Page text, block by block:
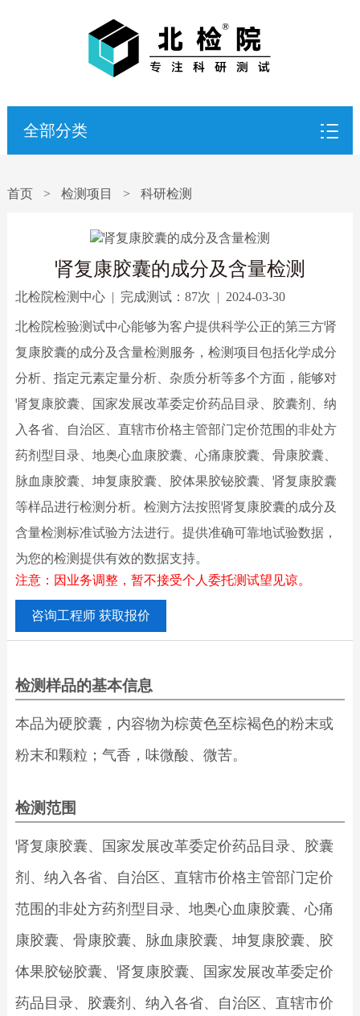
全部分类
首页 > 检测项目 > 科研检测
肾复康胶囊的成分及含量检测
北检院检测中心| 完成测试： 87次 | 2024-03-30
北检院检验测试中心能够为客户提供科学公正的第三方肾
复康胶囊的成分及含量检测服务，检测项目包括化学成分
分析、指定元素定量分析、杂质分析等多个方面，能够对
肾复康胶囊、国家发展改革委定价药品目录、胶囊剂、纳
入各省、自治区、直辖市价格主管部门定价范围的非处方
药剂型目录、地奥心血康胶囊、心痛康胶囊、骨康胶囊、
脉血康胶囊、坤复康胶囊、胶体果胶铋胶囊、肾复康胶囊
等样品进行检测分析。检测方法按照肾复康胶囊的成分及
含量检测标准试验方法进行。提供准确可靠地试验数据，
为您的检测提供有效的数据支持。
注意：因业务调整，暂不接受个人委托测试望见谅。
咨询工程师 获取报价
检测样品的基本信息
本品为硬胶囊，内容物为棕黄色至棕褐色的粉末或
粉末和颗粒；气香，味微酸、微苦。
检测范围
肾复康胶囊、国家发展改革委定价药品目录、胶囊
剂、纳入各省、自治区、直辖市价格主管部门定价
范围的非处方药剂型目录、地奥心血康胶囊、心痛
康胶囊、骨康胶囊、脉血康胶囊、坤复康胶囊、胶
体果胶铋胶囊、肾复康胶囊、国家发展改革委定价
药品目录、胶囊剂、纳入各省、自治区、直辖市价